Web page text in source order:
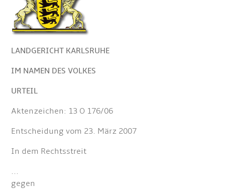
LANDGERICHT KARLSRUHE
IM NAMEN DES VOLKES
URTEIL
Aktenzeichen: 13 O 176/06
Entscheidung vom 23. März 2007
In dem Rechtsstreit
...
gegen